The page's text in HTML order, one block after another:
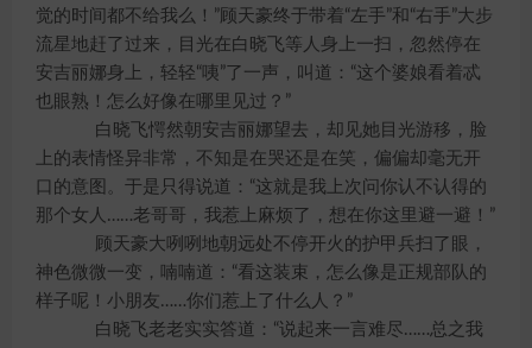
觉的时间都不给我么！”顾天豪终于带着“左手”和“右手”大步
流星地赶了过来，目光在白晓飞等人身上一扫，忽然停在
安吉丽娜身上，轻轻“咦”了一声，叫道：“这个婆娘看着忒
也眼熟！怎么好像在哪里见过？”
白晓飞愕然朝安吉丽娜望去，却见她目光游移，脸
上的表情怪异非常，不知是在哭还是在笑，偏偏却毫无开
口的意图。于是只得说道：“这就是我上次问你认不认得的
那个女人……老哥哥，我惹上麻烦了，想在你这里避一避！”
顾天豪大咧咧地朝远处不停开火的护甲兵扫了眼，
神色微微一变，喃喃道：“看这装束，怎么像是正规部队的
样子呢！小朋友……你们惹上了什么人？”
白晓飞老老实实答道：“说起来一言难尽……总之我